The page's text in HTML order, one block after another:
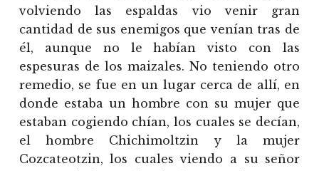
volviendo las espaldas vio venir gran
cantidad de sus enemigos que venían tras de
él, aunque no le habían visto con las
espesuras de los maizales. No teniendo otro
remedio, se fue en un lugar cerca de allí, en
donde estaba un hombre con su mujer que
estaban cogiendo chían, los cuales se decían,
el hombre Chichimoltzin y la mujer
Cozcateotzin, los cuales viendo a su señor